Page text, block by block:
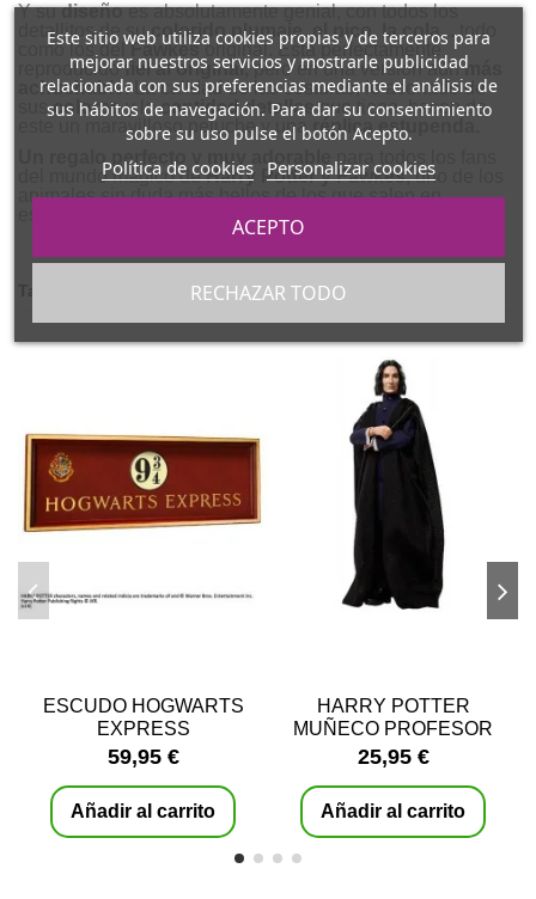
Y sudiseñoes absolutamente genial, con todos los
detallitos de sucolorido plumaje, el pico, la cola... todo
como los delFawkesoriginal. Está perfectamente
reproducidofiel al original,pero en una versión aúnmás
achuchable. La calidad de las costuras, lo acertado de
suscoloresy lacantidad detallesque tiene, hacen de
este un maravilloso peluche y una réplica estupenda.
regalo perfecto y muy adorable
para todos los fans
del mundo mágico deHarry Potter y Fawkes,uno de los
animales sin duda más bellos de los que salen en
También podría interesarle
ESCUDO HOGWARTS
EXPRESS
59,95 €
Añadir al carrito
HARRY POTTER
MUÑECO PROFESOR
SEVERUS SNAPE
25,95 €
Añadir al carrito
Este sitio web utiliza cookies propias y de terceros para
mejorar nuestros servicios y mostrarle publicidad
relacionada con sus preferencias mediante el análisis de
sus hábitos de navegación. Para dar su consentimiento
sobre su uso pulse el botón Acepto.
Política de cookies Personalizar cookies
RECHAZAR TODO
ACEPTO